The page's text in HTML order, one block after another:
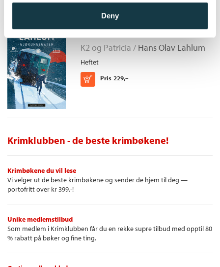
Deny
Gjøkungegåten
K2 og Patricia / Hans Olav Lahlum
Heftet
Pris 229,–
Kjøp
Krimklubben - de beste krimbøkene!
Krimbøkene du vil lese
Vi velger ut de beste krimbøkene og sender de hjem til deg —
portofritt over kr 399,-!
Unike medlemstilbud
Som medlem i Krimklubben får du en rekke supre tilbud med opptil 80
% rabatt på bøker og fine ting.